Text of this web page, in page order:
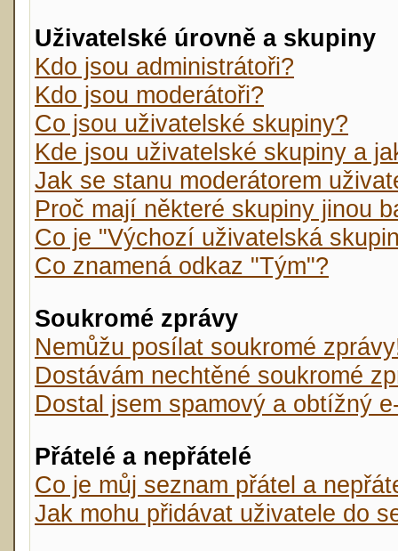
Uživatelské úrovně a skupiny
Kdo jsou administrátoři?
Kdo jsou moderátoři?
Co jsou uživatelské skupiny?
Kde jsou uživatelské skupiny a
Jak se stanu moderátorem
Proč mají některé skupiny jinou
Co je "Výchozí uživatelská
Co znamená odkaz "Tým"?
Soukromé zprávy
Nemůžu posílat soukromé
Dostávám nechtěné soukromé
Dostal jsem spamový a obtížný
Přátelé a nepřátelé
Co je můj seznam přátel a
Jak mohu přidávat uživatele do